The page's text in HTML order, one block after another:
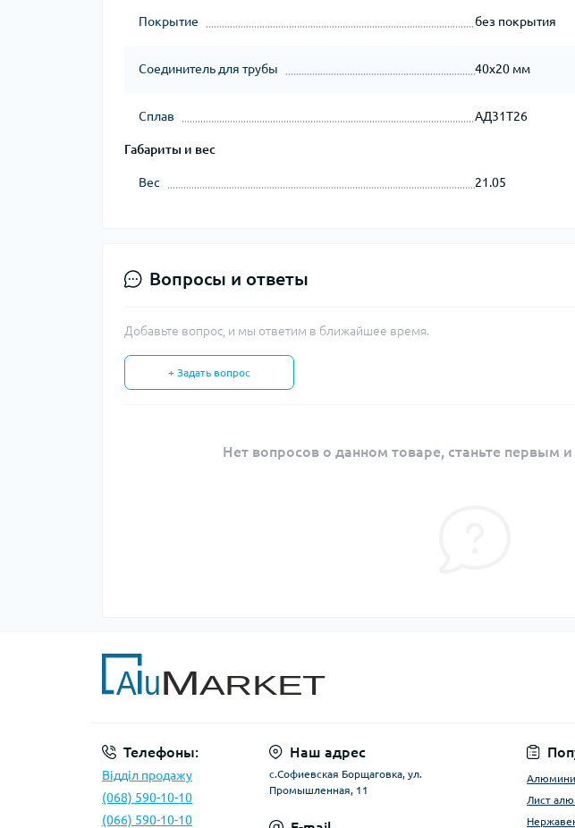
Покрытие без покрытия
Соединитель для трубы 40х20 мм
Сплав АД31Т26
Габариты и вес
Вес 21.05
Вопросы и ответы
Добавьте вопрос, и мы ответим в ближайшее время.
+ Задать вопрос
Нет вопросов о данном товаре, станьте первым
Телефоны:
Відділ продажу
(068) 590-10-10
(066) 590-10-10
Наш адрес
с.Софиевская Борщаговка, ул.
Промышленная, 11
Лист